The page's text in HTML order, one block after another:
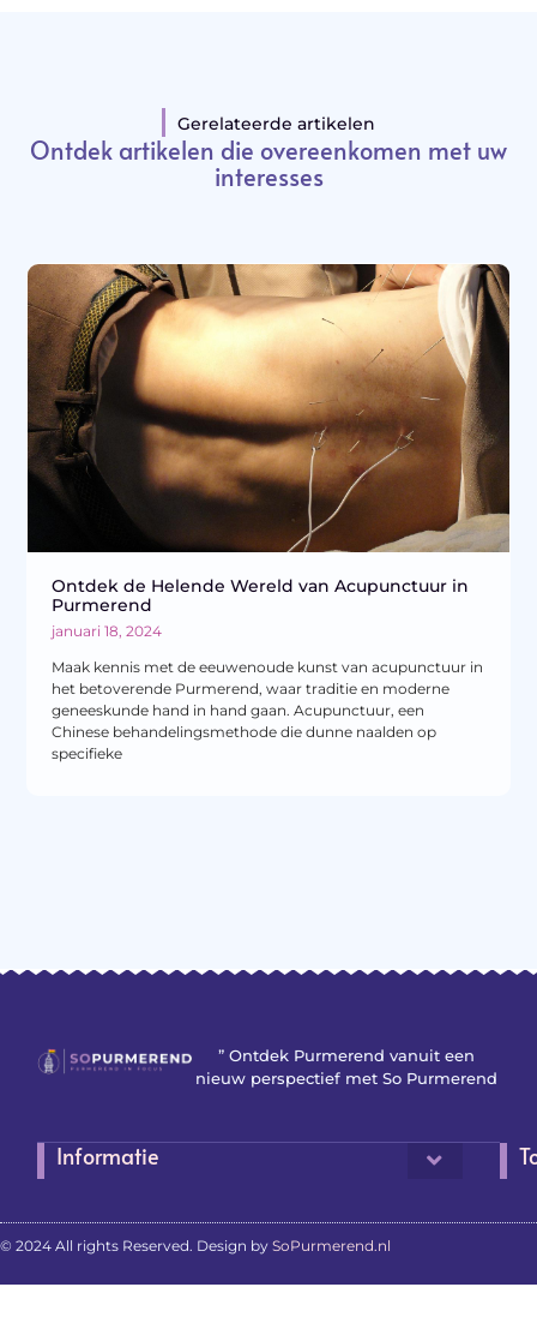
Gerelateerde artikelen
Ontdek artikelen die overeenkomen met uw
interesses
Ontdek de Helende Wereld van Acupunctuur in
Purmerend
januari 18, 2024
Maak kennis met de eeuwenoude kunst van acupunctuur in
het betoverende Purmerend, waar traditie en moderne
geneeskunde hand in hand gaan. Acupunctuur, een
Chinese behandelingsmethode die dunne naalden op
specifieke
” Ontdek Purmerend vanuit een
nieuw perspectief met So Purmerend
Informatie
© 2024 All rights Reserved. Design by SoPurmerend.nl